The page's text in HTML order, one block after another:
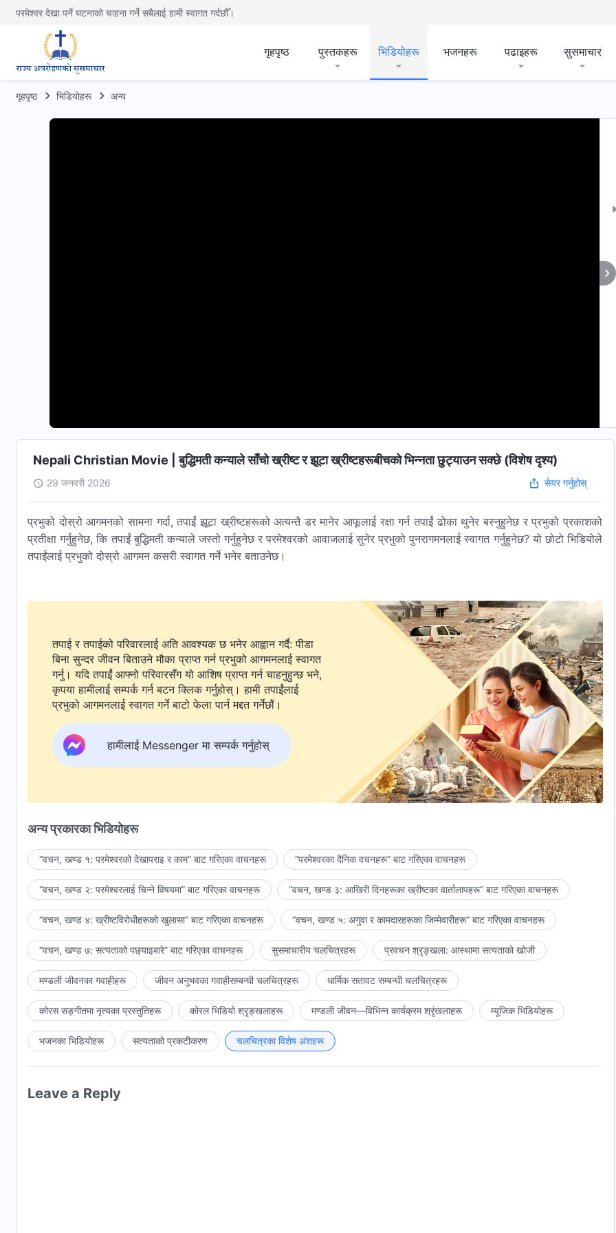
परमेश्वर देखा पर्ने घटनाको चाहना गर्ने सबैलाई हामी स्वागत गर्दछौँ।
गृहपृष्ठ पुस्तकहरू भिडियोहरू भजनहरू पढाइहरू सुसमाचार
गृहपृष्ठ भिडियोहरू अन्य
Nepali Christian Movie | बुद्धिमती कन्याले साँचो ख्रीष्ट र झूटा ख्रीष्टहरूबीचको भिन्‍नता छुट्याउन सक्छे (विशेष दृश्य)
29 जनवरी 2026 सेयर गर्नुहोस्
प्रभुको दोस्रो आगमनको सामना गर्दा, तपाईं झूटा ख्रीष्टहरूको अत्यन्तै डर मानेर आफूलाई रक्षा गर्न तपाईं ढोका थुनेर बस्‍नुहुनेछ र प्रभुको प्रकाशको
प्रतीक्षा गर्नुहुनेछ, कि तपाईं बुद्धिमती कन्याले जस्तो गर्नुहुनेछ र परमेश्‍वरको आवाजलाई सुनेर प्रभुको पुनरागमनलाई स्वागत गर्नुहुनेछ? यो छोटो भिडियोले
तपाईंलाई प्रभुको दोस्रो आगमन कसरी स्वागत गर्ने भनेर बताउनेछ।
तपाई र तपाईको परिवारलाई अति आवश्यक छ भनेर आह्वान गर्दै: पीडा
बिना सुन्दर जीवन बिताउने मौका प्राप्त गर्न प्रभुको आगमनलाई स्वागत
गर्नु। यदि तपाईं आफ्नो परिवारसँग यो आशिष प्राप्त गर्न चाहनुहुन्छ भने,
कृपया हामीलाई सम्पर्क गर्न बटन क्लिक गर्नुहोस्। हामी तपाईंलाई
प्रभुको आगमनलाई स्वागत गर्ने बाटो फेला पार्न मद्दत गर्नेछौं।
हामीलाई Messenger मा सम्पर्क गर्नुहोस्
अन्य प्रकारका भिडियोहरू
“वचन, खण्ड १: परमेश्‍वरको देखापराइ र काम” बाट गरिएका वाचनहरू “परमेश्‍वरका दैनिक वचनहरू” बाट गरिएका वाचनहरू
“वचन, खण्ड २: परमेश्‍वरलाई चिन्‍ने विषयमा” बाट गरिएका वाचनहरू “वचन, खण्ड ३: आखिरी दिनहरूका ख्रीष्टका वार्तालापहरू” बाट गरिएका वाचनहरू
“वचन, खण्ड ४: ख्रीष्टविरोधीहरूको खुलासा” बाट गरिएका वाचनहरू “वचन, खण्ड ५: अगुवा र कामदारहरूका जिम्‍मेवारीहरू” बाट गरिएका वाचनहरू
“वचन, खण्ड ७: सत्यताको पछ्याइबारे” बाट गरिएका वाचनहरू सुसमाचारीय चलचित्रहरू प्रवचन श्रृङ्खला: आस्थामा सत्यताको खोजी
मण्डली जीवनका गवाहीहरू जीवन अनुभवका गवाहीसम्‍बन्धी चलचित्रहरू धार्मिक सतावट सम्‍बन्धी चलचित्रहरू
कोरस सङ्गीतमा नृत्यका प्रस्तुतिहरू कोरल भिडियो श्रृङ्खलाहरू मण्डली जीवन—विभिन्‍न कार्यक्रम श्रृंखलाहरू म्यूजिक भिडियोहरू
भजनका भिडियोहरू सत्यताको प्रकटीकरण चलचित्रका विशेष अंशहरू
Leave a Reply